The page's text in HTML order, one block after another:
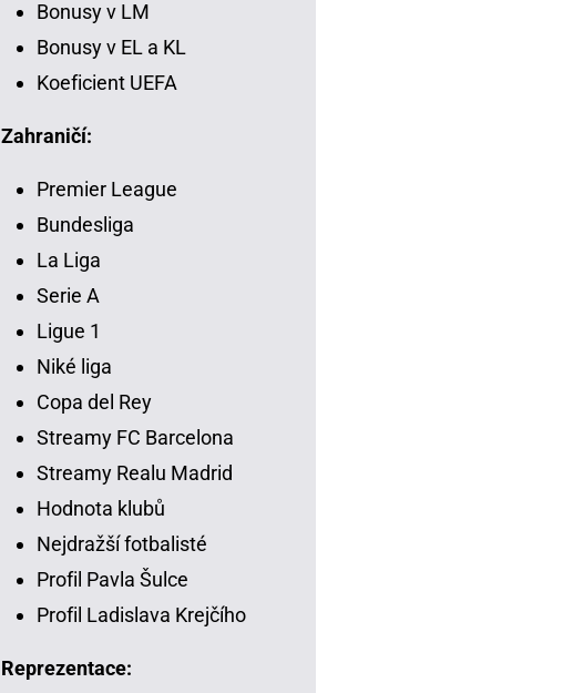
Bonusy v LM
Bonusy v EL a KL
Koeficient UEFA
Zahraničí:
Premier League
Bundesliga
La Liga
Serie A
Ligue 1
Niké liga
Copa del Rey
Streamy FC Barcelona
Streamy Realu Madrid
Hodnota klubů
Nejdražší fotbalisté
Profil Pavla Šulce
Profil Ladislava Krejčího
Reprezentace: